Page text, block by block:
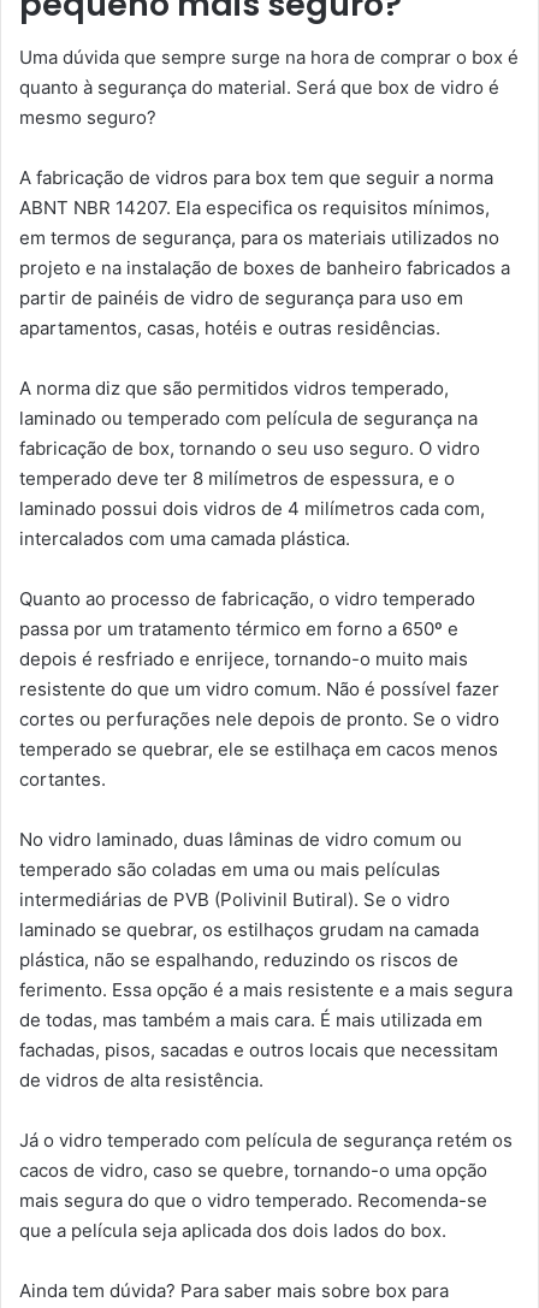
Uma dúvida que sempre surge na hora de comprar o box é
quanto à segurança do material. Será que box de vidro é
mesmo seguro?
A fabricação de vidros para box tem que seguir a norma
ABNT NBR 14207. Ela especifica os requisitos mínimos,
em termos de segurança, para os materiais utilizados no
projeto e na instalação de boxes de banheiro fabricados a
partir de painéis de vidro de segurança para uso em
apartamentos, casas, hotéis e outras residências.
A norma diz que são permitidos vidros temperado,
laminado ou temperado com película de segurança na
fabricação de box, tornando o seu uso seguro. O vidro
temperado deve ter 8 milímetros de espessura, e o
laminado possui dois vidros de 4 milímetros cada com,
intercalados com uma camada plástica.
Quanto ao processo de fabricação, o vidro temperado
passa por um tratamento térmico em forno a 650º e
depois é resfriado e enrijece, tornando-o muito mais
resistente do que um vidro comum. Não é possível fazer
cortes ou perfurações nele depois de pronto. Se o vidro
temperado se quebrar, ele se estilhaça em cacos menos
cortantes.
No vidro laminado, duas lâminas de vidro comum ou
temperado são coladas em uma ou mais películas
intermediárias de PVB (Polivinil Butiral). Se o vidro
laminado se quebrar, os estilhaços grudam na camada
plástica, não se espalhando, reduzindo os riscos de
ferimento. Essa opção é a mais resistente e a mais segura
de todas, mas também a mais cara. É mais utilizada em
fachadas, pisos, sacadas e outros locais que necessitam
de vidros de alta resistência.
Já o vidro temperado com película de segurança retém os
cacos de vidro, caso se quebre, tornando-o uma opção
mais segura do que o vidro temperado. Recomenda-se
que a película seja aplicada dos dois lados do box.
Ainda tem dúvida? Para saber mais sobre box para